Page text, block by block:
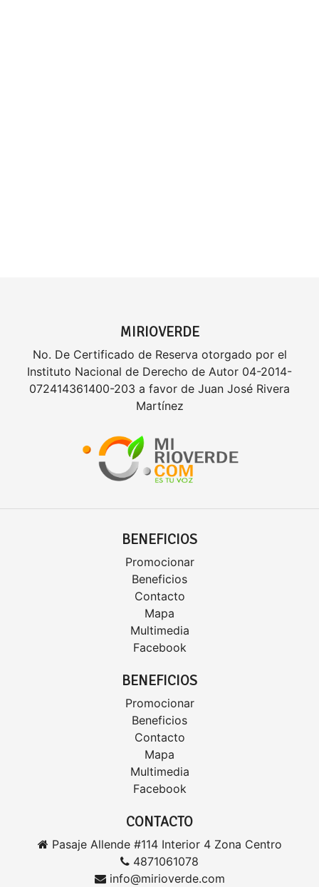
MIRIOVERDE
No. De Certificado de Reserva otorgado por el
Instituto Nacional de Derecho de Autor 04-2014-
072414361400-203 a favor de Juan José Rivera
Martínez
BENEFICIOS
Promocionar
Beneficios
Contacto
Mapa
Multimedia
Facebook
BENEFICIOS
Promocionar
Beneficios
Contacto
Mapa
Multimedia
Facebook
CONTACTO
Pasaje Allende #114 Interior 4 Zona Centro
4871061078
info@mirioverde.com